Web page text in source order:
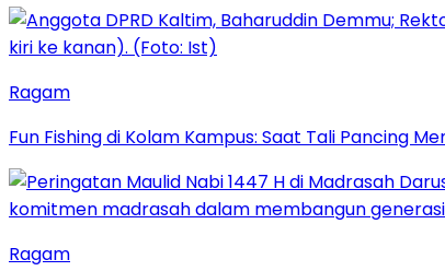
Ragam
Fun Fishing di Kolam Kampus: Saat Tali Pancing
Ragam